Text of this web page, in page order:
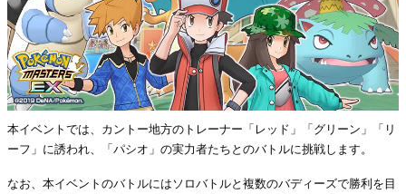
本イベントでは、カントー地方のトレーナー「レッド」「グリーン」「リ
ーフ」に誘われ、「パシオ」の実力者たちとのバトルに挑戦します。
なお、本イベントのバトルにはソロバトルと複数のバディーズで勝利を目